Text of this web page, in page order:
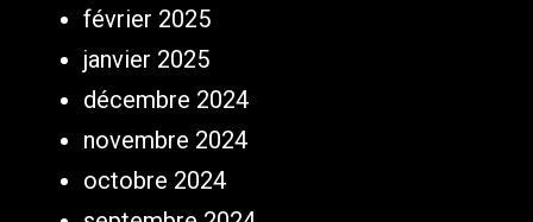
février 2025
janvier 2025
décembre 2024
novembre 2024
octobre 2024